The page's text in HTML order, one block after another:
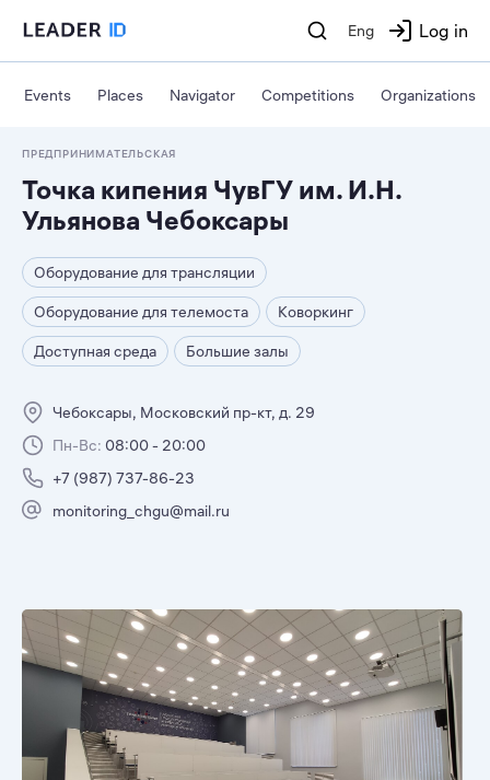
Eng Log in
Events Places Navigator Competitions Organizations
ПРЕДПРИНИМАТЕЛЬСКАЯ
Точка кипения ЧувГУ им. И.Н.
Ульянова Чебоксары
Оборудование для трансляции
Оборудование для телемоста
Коворкинг
Доступная среда
Большие залы
Чебоксары, Московский пр-кт, д. 29
Пн-Вс: 08:00 - 20:00
+7 (987) 737-86-23
monitoring_chgu@mail.ru